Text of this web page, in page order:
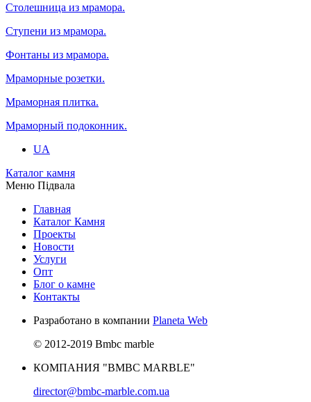
Столешница из мрамора.
Ступени из мрамора.
Фонтаны из мрамора.
Мраморные розетки.
Мраморная плитка.
Мраморный подоконник.
UA
Каталог камня
Меню Підвала
Главная
Каталог Камня
Проекты
Новости
Услуги
Опт
Блог о камне
Контакты
Разработано в компании Planeta Web
© 2012-2019 Bmbc marble
КОМПАНИЯ "BMBC MARBLE"
director@bmbc-marble.com.ua